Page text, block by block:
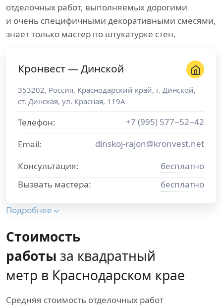
отделочных работ, выполняемых дорогими
и очень специфичными декоративными смесями,
знает только мастер по штукатурке стен.
Кронвест — Динской
353202, Россия, Краснодарский край, г. Динской,
ст. Динская, ул. Красная, 119А
Телефон:
+7 (995) 577−52−42
Email:
dinskoj-rajon@kronvest.net
Консультация:
бесплатно
Вызвать мастера:
бесплатно
Подробнее
Стоимость
работы за квадратный
метр в Краснодарском крае
Средняя стоимость отделочных работ